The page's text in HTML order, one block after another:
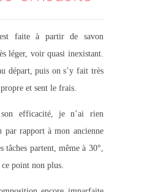
faite à partir de savon
léger, voir quasi inexistant.
départ, puis on s’y fait très
et sent le frais.
efficacité, je n’ai rien
par rapport à mon ancienne
tâches partent, même à 30°,
point non plus.